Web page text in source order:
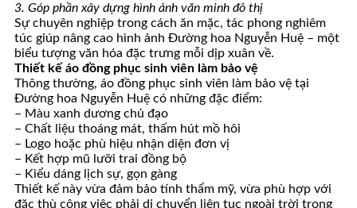
3. Góp phần xây dựng hình ảnh văn minh đô thị
Sự chuyên nghiệp trong cách ăn mặc, tác phong nghiêm
túc giúp nâng cao hình ảnh Đường hoa Nguyễn Huệ – một
biểu tượng văn hóa đặc trưng mỗi dịp xuân về.
Thiết kế áo đồng phục sinh viên làm bảo vệ
Thông thường, áo đồng phục sinh viên làm bảo vệ tại
Đường hoa Nguyễn Huệ có những đặc điểm:
– Màu xanh dương chủ đạo
– Chất liệu thoáng mát, thấm hút mồ hôi
– Logo hoặc phù hiệu nhận diện đơn vị
– Kết hợp mũ lưỡi trai đồng bộ
– Kiểu dáng lịch sự, gọn gàng
Thiết kế này vừa đảm bảo tính thẩm mỹ, vừa phù hợp với
đặc thù công việc phải di chuyển liên tục ngoài trời trong